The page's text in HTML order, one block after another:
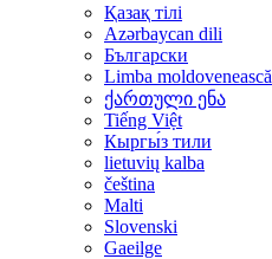
Қазақ тілі
Azərbaycan dili
Български
Limba moldovenească
ქართული ენა
Tiếng Việt
Кыргы́з тили
lietuvių kalba
čeština
Malti
Slovenski
Gaeilge